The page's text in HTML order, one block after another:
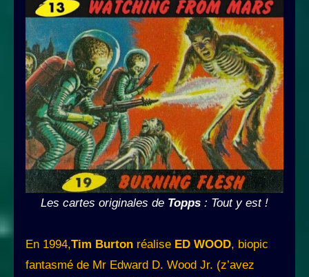
Les cartes originales de Topps : Tout y est !
En 1994,Tim Burton réalise ED WOOD, biopic
fantasmé de Mr Edward D. Wood Jr. (z’avez